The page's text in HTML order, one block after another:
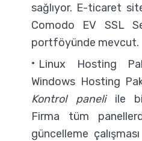
sağlıyor. E-ticaret
Comodo EV SSL
portföyünde mevcut.
Linux Hosting
Windows Hosting
Kontrol paneliile
Firma tüm
güncelleme